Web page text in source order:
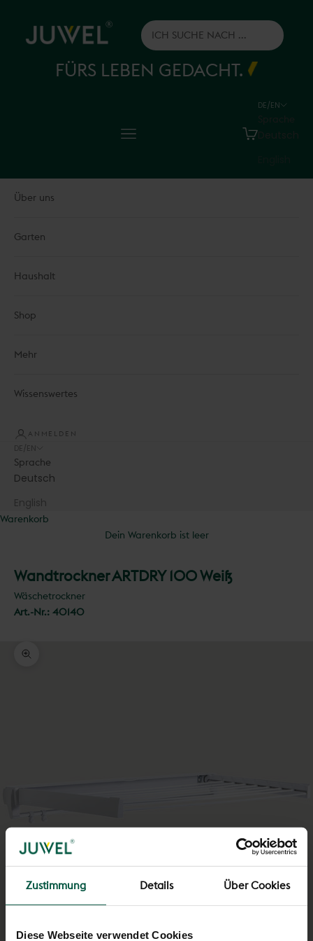
Zustimmung Details Über Cookies
Diese Webseite verwendet Cookies
Juwel H.Wüster GmbH
FÜRS LEBEN GEDACHT.
Menü Warenkorb
DE/EN
Über uns
Garten
Haushalt
Shop
Mehr
Wissenswertes
ANMELDEN
DE/EN
Sprache
Deutsch
English
Warenkorb
Dein Warenkorb ist leer
Wandtrockner ARTDRY 100 Weiß
Wäschetrockner
Art.-Nr.: 40140
Bild vergrößern